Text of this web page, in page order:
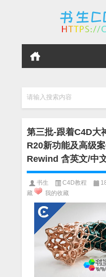
请输入搜索内容
第三批-跟着C4D大
R20新功能及高级
Rewind 含英文/中
书生 C4D教程
藏
我的收藏